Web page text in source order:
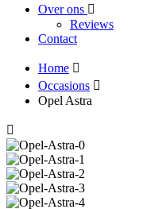
Over ons
Reviews
Contact
Home
Occasions
Opel Astra